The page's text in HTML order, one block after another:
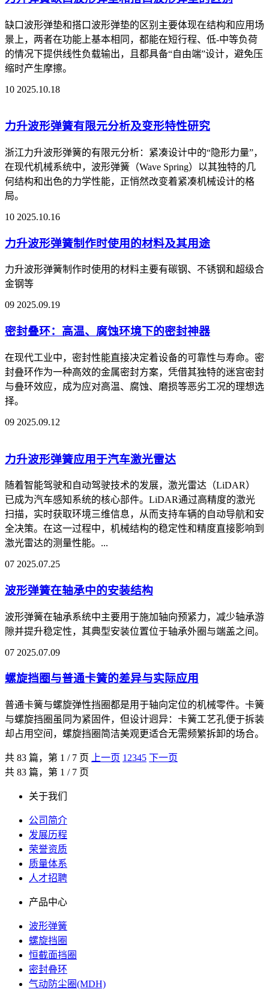
缺口波形弹垫和搭口波形弹垫的区别主要体现在结构和应用场
景上，两者在功能上基本相同，都能在短行程、低‑中等负荷
的情况下提供线性负载输出，且都具备“自由端”设计，避免压
缩时产生摩擦。
10 2025.10.18
力升波形弹簧有限元分析及变形特性研究
浙江力升波形弹簧的有限元分析：紧凑设计中的“隐形力量”，
在现代机械系统中，波形弹簧（Wave Spring）以其独特的几
何结构和出色的力学性能，正悄然改变着紧凑机械设计的格
局。
10 2025.10.16
力升波形弹簧制作时使用的材料及其用途
力升波形弹簧制作时使用的材料主要有碳钢、不锈钢和超级合
金钢等
09 2025.09.19
密封叠环：高温、腐蚀环境下的密封神器
在现代工业中，密封性能直接决定着设备的可靠性与寿命。密
封叠环作为一种高效的金属密封方案，凭借其独特的迷宫密封
与叠环效应，成为应对高温、腐蚀、磨损等恶劣工况的理想选
择。
09 2025.09.12
力升波形弹簧应用于汽车激光雷达
随着智能驾驶和自动驾驶技术的发展，激光雷达（LiDAR）
已成为汽车感知系统的核心部件。LiDAR通过高精度的激光
扫描，实时获取环境三维信息，从而支持车辆的自动导航和安
全决策。在这一过程中，机械结构的稳定性和精度直接影响到
激光雷达的测量性能。...
07 2025.07.25
波形弹簧在轴承中的安装结构
波形弹簧在轴承系统中主要用于施加轴向预紧力，减少轴承游
隙并提升稳定性，其典型安装位置位于轴承外圈与端盖之间‌。
07 2025.07.09
螺旋挡圈与普通卡簧的差异与实际应用
普通卡簧与螺旋弹性挡圈都是用于轴向定位的机械零件。卡簧
与螺旋挡圈虽同为紧固件，但设计迥异：卡簧工艺孔便于拆装
却占用空间，螺旋挡圈简洁美观更适合无需频繁拆卸的场合。
共 83 篇，第 1 / 7 页 上一页 1 2345 下一页
共 83 篇，第 1 / 7 页
关于我们
公司简介
发展历程
荣誉资质
质量体系
人才招聘
产品中心
波形弹簧
螺旋挡圈
恒截面挡圈
密封叠环
气动防尘圈(MDH)